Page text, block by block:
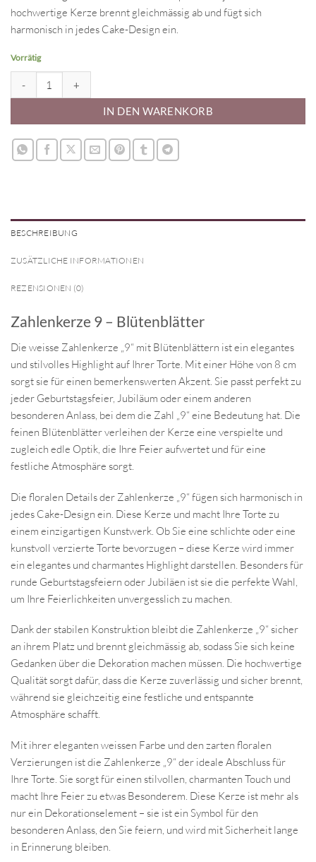
hochwertige Kerze brennt gleichmässig ab und fügt sich
harmonisch in jedes Cake-Design ein.
Vorrätig
IN DEN WARENKORB
BESCHREIBUNG
ZUSÄTZLICHE INFORMATIONEN
REZENSIONEN (0)
Zahlenkerze 9 – Blütenblätter
Die weisse Zahlenkerze „9“ mit Blütenblättern ist ein elegantes
und stilvolles Highlight auf Ihrer Torte. Mit einer Höhe von 8 cm
sorgt sie für einen bemerkenswerten Akzent. Sie passt perfekt zu
jeder Geburtstagsfeier, Jubiläum oder einem anderen
besonderen Anlass, bei dem die Zahl „9“ eine Bedeutung hat. Die
feinen Blütenblätter verleihen der Kerze eine verspielte und
zugleich edle Optik, die Ihre Feier aufwertet und für eine
festliche Atmosphäre sorgt.
Die floralen Details der Zahlenkerze „9“ fügen sich harmonisch in
jedes Cake-Design ein. Diese Kerze und macht Ihre Torte zu
einem einzigartigen Kunstwerk. Ob Sie eine schlichte oder eine
kunstvoll verzierte Torte bevorzugen – diese Kerze wird immer
ein elegantes und charmantes Highlight darstellen. Besonders für
runde Geburtstagsfeiern oder Jubiläen ist sie die perfekte Wahl,
um Ihre Feierlichkeiten unvergesslich zu machen.
Dank der stabilen Konstruktion bleibt die Zahlenkerze „9“ sicher
an ihrem Platz und brennt gleichmässig ab, sodass Sie sich keine
Gedanken über die Dekoration machen müssen. Die hochwertige
Qualität sorgt dafür, dass die Kerze zuverlässig und sicher brennt,
während sie gleichzeitig eine festliche und entspannte
Atmosphäre schafft.
Mit ihrer eleganten weissen Farbe und den zarten floralen
Verzierungen ist die Zahlenkerze „9“ der ideale Abschluss für
Ihre Torte. Sie sorgt für einen stilvollen, charmanten Touch und
macht Ihre Feier zu etwas Besonderem. Diese Kerze ist mehr als
nur ein Dekorationselement – sie ist ein Symbol für den
besonderen Anlass, den Sie feiern, und wird mit Sicherheit lange
in Erinnerung bleiben.